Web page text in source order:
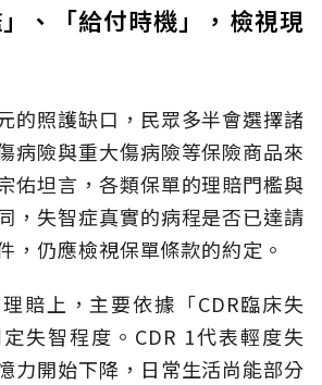
、「給付時機」，檢視現
的照護缺口，民眾多半會選擇諸
病險與重大傷病險等保險商品來
佑坦言，各類保單的理賠門檻與
，失智症真實的病程是否已達請
，仍應檢視保單條款的約定。
賠上，主要依據「CDR臨床失
失智程度。CDR 1代表輕度失
力開始下降，日常生活尚能部分